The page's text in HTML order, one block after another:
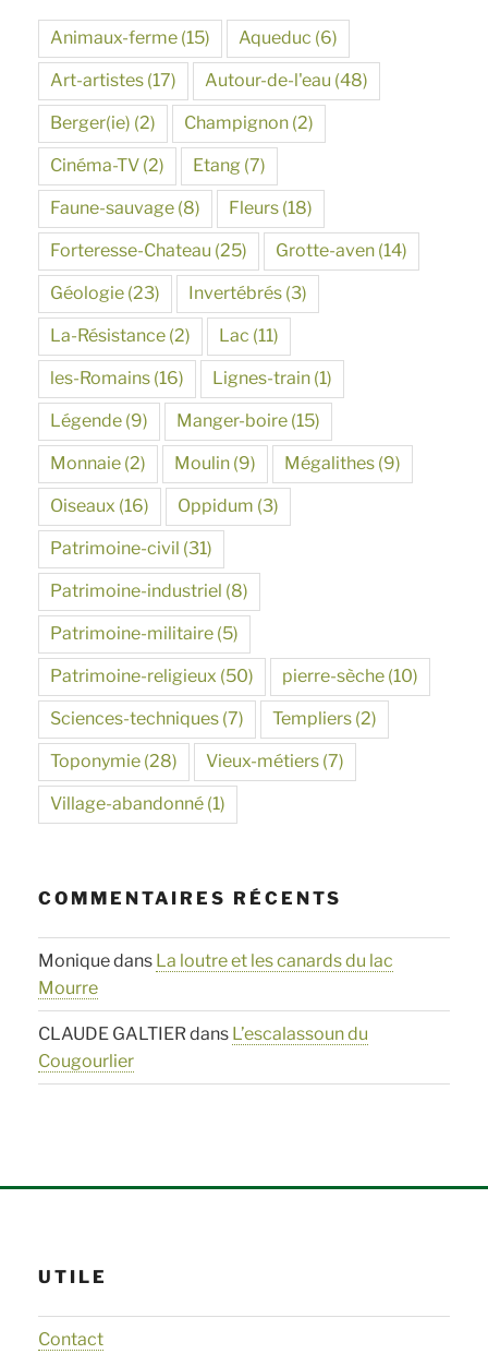
Animaux-ferme (15) Aqueduc (6)
Art-artistes (17) Autour-de-l'eau (48)
Berger(ie) (2) Champignon (2)
Cinéma-TV (2) Etang (7)
Faune-sauvage (8) Fleurs (18)
Forteresse-Chateau (25) Grotte-aven (14)
Géologie (23) Invertébrés (3)
La-Résistance (2) Lac (11)
les-Romains (16) Lignes-train (1)
Légende (9) Manger-boire (15)
Monnaie (2) Moulin (9) Mégalithes (9)
Oiseaux (16) Oppidum (3)
Patrimoine-civil (31)
Patrimoine-industriel (8)
Patrimoine-militaire (5)
Patrimoine-religieux (50) pierre-sèche (10)
Sciences-techniques (7) Templiers (2)
Toponymie (28) Vieux-métiers (7)
Village-abandonné (1)
COMMENTAIRES RÉCENTS
Moniquedans La loutre et les canards du lac
Mourre
CLAUDE GALTIERdans L’escalassoun du
Cougourlier
UTILE
Contact